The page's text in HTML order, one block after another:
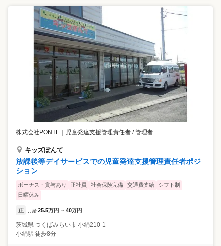
株式会社PONTE ｜ 児童発達支援管理責任者 / 管理者
キッズぽんて
放課後等デイサービスでの児童発達支援管理責任者ポジ
ション
ボーナス・賞与あり 正社員 社会保険完備 交通費支給
シフト制
日曜休み
正 月給 25.5万円 ~ 40万円
茨城県 つくばみらい市 小絹210-1
小絹駅 徒歩8分